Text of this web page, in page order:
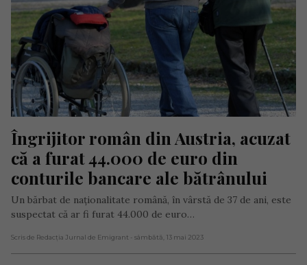
Îngrijitor român din Austria, acuzat
că a furat 44.000 de euro din
conturile bancare ale bătrânului
Un bărbat de naționalitate română, în vârstă de 37 de ani, este
suspectat că ar fi furat 44.000 de euro…
Scris de Redacția Jurnal de Emigrant - sâmbătă, 13 mai 2023